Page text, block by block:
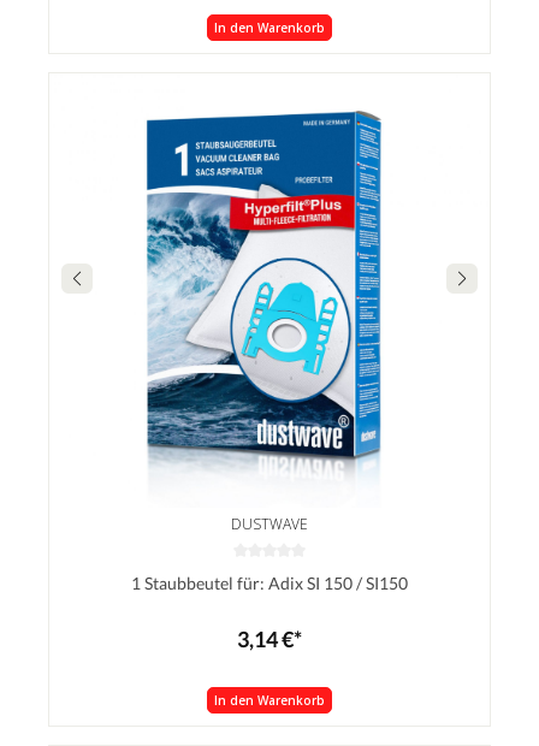
In den Warenkorb
DUSTWAVE
1 Staubbeutel für: Adix SI 150 / SI150
3,14 €*
In den Warenkorb